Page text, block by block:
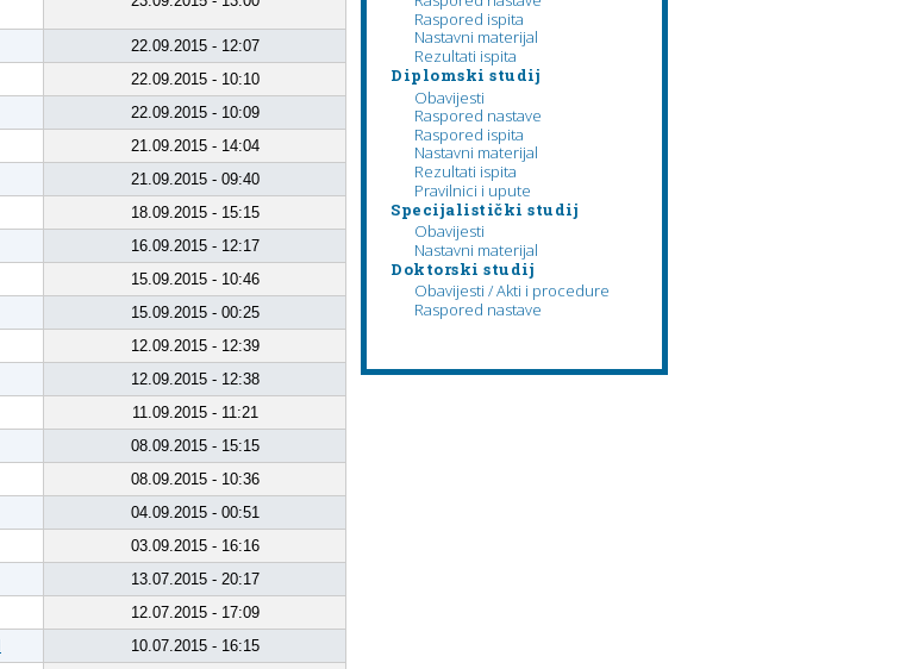
22.09.2015 - 12:07
22.09.2015 - 10:10
22.09.2015 - 10:09
21.09.2015 - 14:04
21.09.2015 - 09:40
18.09.2015 - 15:15
16.09.2015 - 12:17
15.09.2015 - 10:46
15.09.2015 - 00:25
12.09.2015 - 12:39
12.09.2015 - 12:38
11.09.2015 - 11:21
08.09.2015 - 15:15
08.09.2015 - 10:36
04.09.2015 - 00:51
03.09.2015 - 16:16
13.07.2015 - 20:17
12.07.2015 - 17:09
10.07.2015 - 16:15
Raspored ispita
Nastavni materijal
Rezultati ispita
Diplomski studij
Obavijesti
Raspored nastave
Raspored ispita
Nastavni materijal
Rezultati ispita
Pravilnici i upute
Specijalistički studij
Obavijesti
Nastavni materijal
Doktorski studij
Obavijesti / Akti i procedure
Raspored nastave